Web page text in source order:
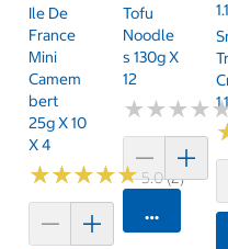
Ile De
France
Mini
Camem
Bert
25g X 10
X 4
★★★★★
★★★★★5.0 (2)
Tofu
Noodle
S 130g X
12
★★★★
★★★★
카트에 담